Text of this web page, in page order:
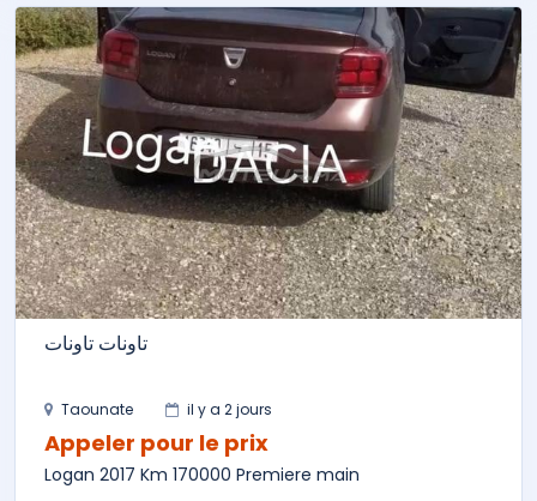
تاونات تاونات
Taounate il y a 2 jours
Appeler pour le prix
Logan 2017 Km 170000 Premiere main